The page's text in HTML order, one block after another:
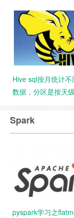
Hive sql按月统计
数据，分区是按天
Spark
pyspark学习之